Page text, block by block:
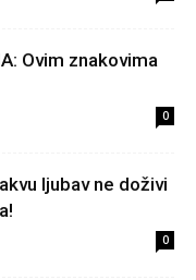
Ovim znakovima
0
ljubav ne doživi
0